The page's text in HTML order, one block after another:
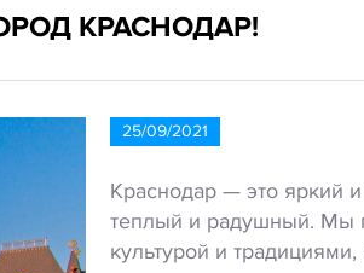
КРАСНОДАР!
25/09/2021
Краснодар — это яркий
теплый и радушный. Мы
культурой и